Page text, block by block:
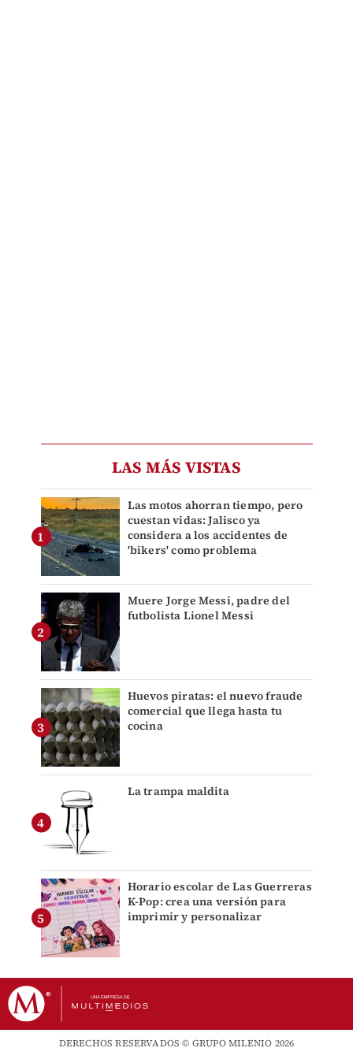
LAS MÁS VISTAS
Las motos ahorran tiempo, pero
cuestan vidas: Jalisco ya
considera a los accidentes de
'bikers' como problema
Muere Jorge Messi, padre del
futbolista Lionel Messi
Huevos piratas: el nuevo fraude
comercial que llega hasta tu
cocina
La trampa maldita
Horario escolar de Las Guerreras
K-Pop: crea una versión para
imprimir y personalizar
DERECHOS RESERVADOS © GRUPO MILENIO 2026